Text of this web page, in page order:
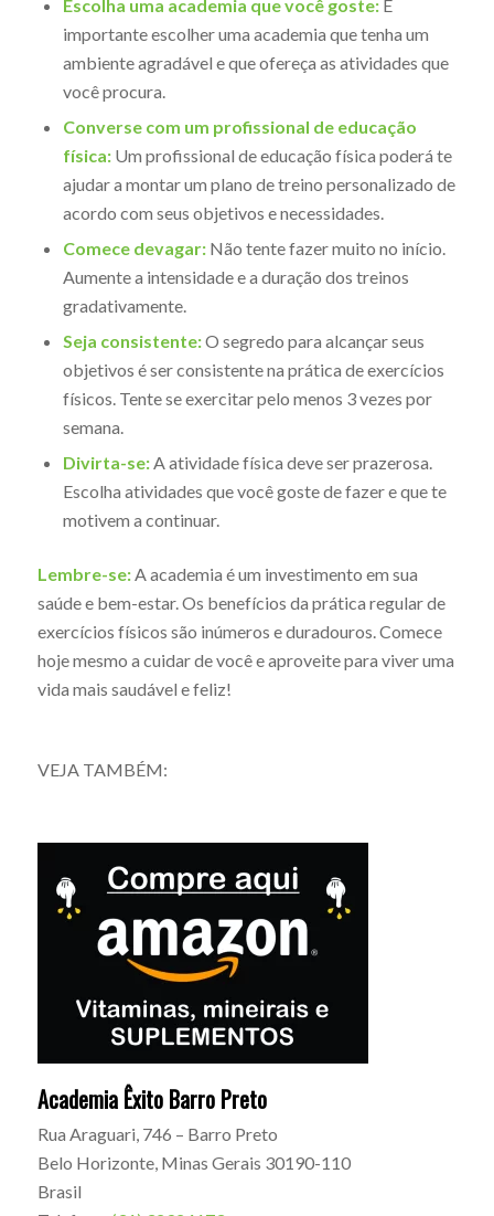
Escolha uma academia que você goste:É
importante escolher uma academia que tenha um
ambiente agradável e que ofereça as atividades que
você procura.
Converse com um profissional de educação
física:Um profissional de educação física poderá te
ajudar a montar um plano de treino personalizado de
acordo com seus objetivos e necessidades.
Comece devagar:Não tente fazer muito no início.
Aumente a intensidade e a duração dos treinos
gradativamente.
Seja consistente:O segredo para alcançar seus
objetivos é ser consistente na prática de exercícios
físicos. Tente se exercitar pelo menos 3 vezes por
semana.
Divirta-se:A atividade física deve ser prazerosa.
Escolha atividades que você goste de fazer e que te
motivem a continuar.
Lembre-se:A academia é um investimento em sua
saúde e bem-estar. Os benefícios da prática regular de
exercícios físicos são inúmeros e duradouros. Comece
hoje mesmo a cuidar de você e aproveite para viver uma
vida mais saudável e feliz!
VEJA TAMBÉM:
Academia Êxito Barro Preto
Rua Araguari, 746 – Barro Preto
Belo Horizonte, Minas Gerais 30190-110
Brasil